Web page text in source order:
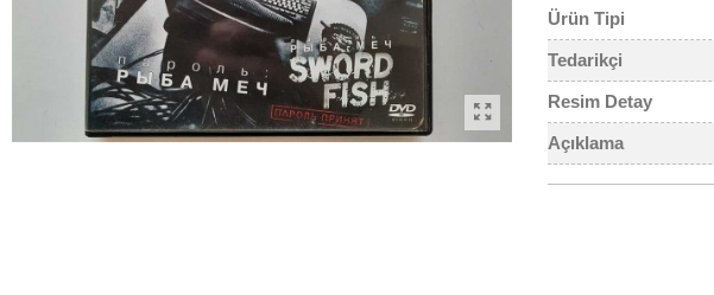
Ürün Tipi
Tedarikçi
Resim Detay
Açıklama